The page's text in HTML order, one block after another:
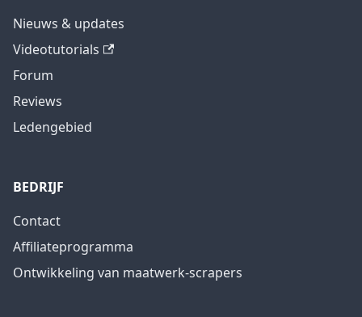
Nieuws & updates
Videotutorials
Forum
Reviews
Ledengebied
BEDRIJF
Contact
Affiliateprogramma
Ontwikkeling van maatwerk-scrapers